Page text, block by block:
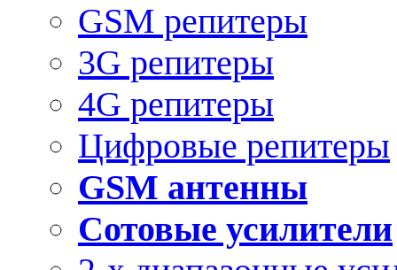
GSM репитеры
3G репитеры
4G репитеры
Цифровые репитеры
GSM антенны
Сотовые усилители